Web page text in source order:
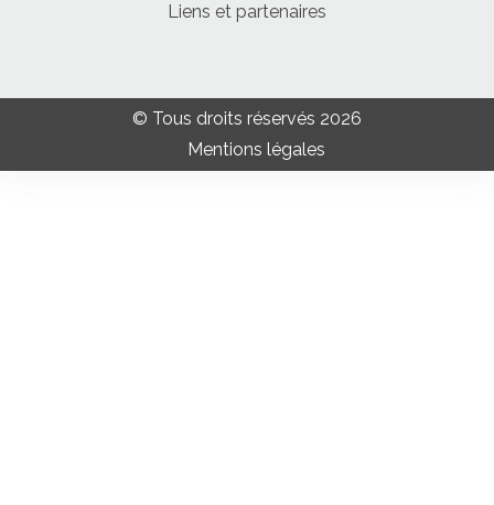
Liens et partenaires
© Tous droits réservés 2026
Mentions légales